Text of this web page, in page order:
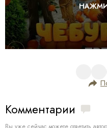
Комментарии